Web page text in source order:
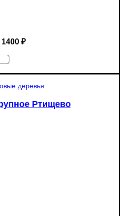
1400 ₽
деревья
Ртищево